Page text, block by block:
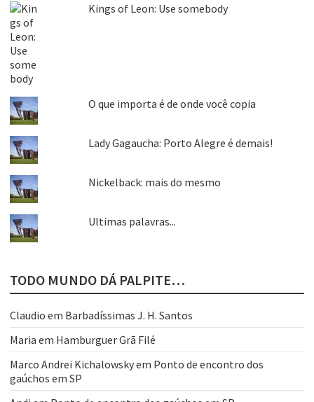
Kings of Leon: Use somebody
O que importa é de onde você copia
Lady Gagaucha: Porto Alegre é demais!
Nickelback: mais do mesmo
Ultimas palavras...
TODO MUNDO DÁ PALPITE…
Claudio em Barbadíssimas J. H. Santos
Maria em Hamburguer Grã Filé
Marco Andrei Kichalowskyem Ponto de encontro dos
gaúchos em SP